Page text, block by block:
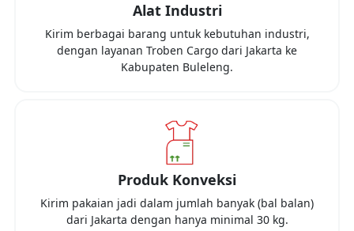
Alat Industri
Kirim berbagai barang untuk kebutuhan industri,
dengan layanan Troben Cargo dari Jakarta ke
Kabupaten Buleleng.
Produk Konveksi
Kirim pakaian jadi dalam jumlah banyak (bal balan)
dari Jakarta dengan hanya minimal 30 kg.